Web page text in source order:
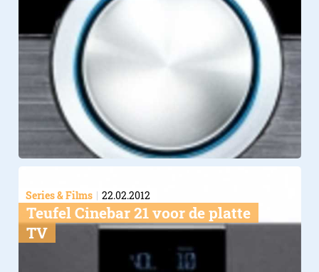
Series & Films 22.02.2012
Teufel Cinebar 21 voor de platte
TV